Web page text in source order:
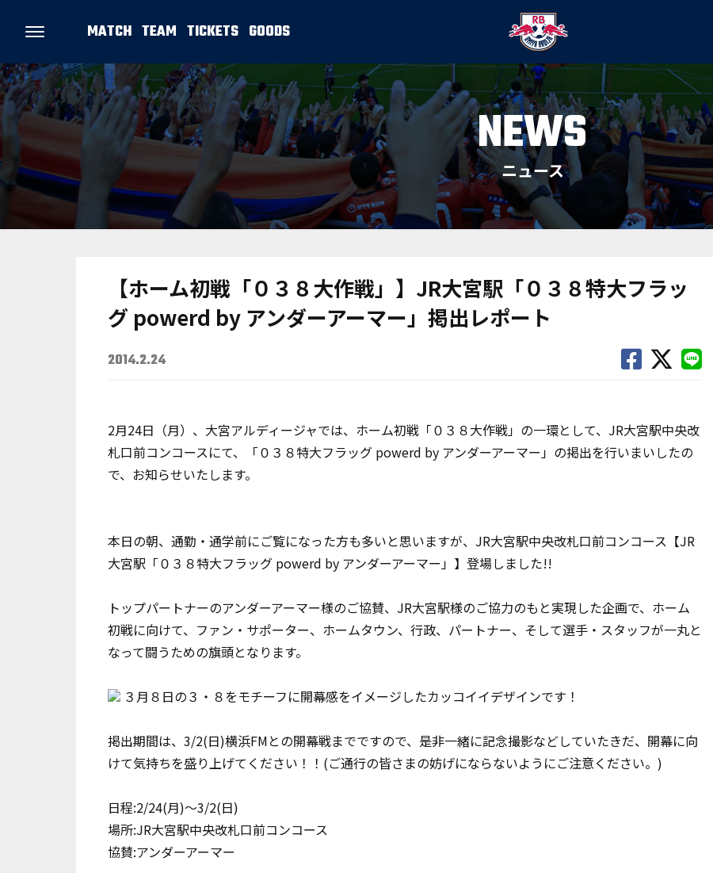
MATCH TEAM TICKETS GOODS
NEWS
ニュース
【ホーム初戦「０３８大作戦」】JR大宮駅「０３８特大フラッ
グ powerd by アンダーアーマー」掲出レポート
2014.2.24
2月24日（月）、大宮アルディージャでは、ホーム初戦「０３８大作戦」の一環として、JR大宮駅中央改
札口前コンコースにて、「０３８特大フラッグ powerd by アンダーアーマー」の掲出を行いまいしたの
で、お知らせいたします。
本日の朝、通勤・通学前にご覧になった方も多いと思いますが、JR大宮駅中央改札口前コンコース【JR
大宮駅「０３８特大フラッグ powerd by アンダーアーマー」】登場しました!!
トップパートナーのアンダーアーマー様のご協賛、JR大宮駅様のご協力のもと実現した企画で、ホーム
初戦に向けて、ファン・サポーター、ホームタウン、行政、パートナー、そして選手・スタッフが一丸と
なって闘うための旗頭となります。
３月８日の３・８をモチーフに開幕感をイメージしたカッコイイデザインです！
掲出期間は、3/2(日)横浜FMとの開幕戦までですので、是非一緒に記念撮影などしていたきだ、開幕に向
けて気持ちを盛り上げてください！！(ご通行の皆さまの妨げにならないようにご注意ください。)
日程:2/24(月)～3/2(日)
場所:JR大宮駅中央改札口前コンコース
協賛:アンダーアーマー